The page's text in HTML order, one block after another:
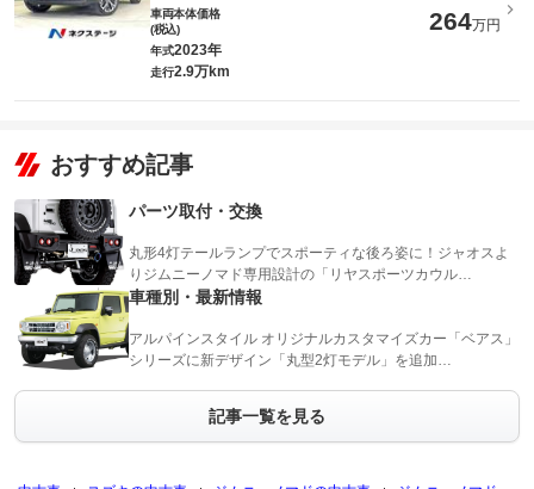
車両本体価格
(税込)
264万円
年式2023年
走行2.9万km
おすすめ記事
パーツ取付・交換
丸形4灯テールランプでスポーティな後ろ姿に！ジャオスよ
りジムニーノマド専用設計の「リヤスポーツカウル…
車種別・最新情報
アルパインスタイル オリジナルカスタマイズカー「ベアス」
シリーズに新デザイン「丸型2灯モデル」を追加…
記事一覧を見る